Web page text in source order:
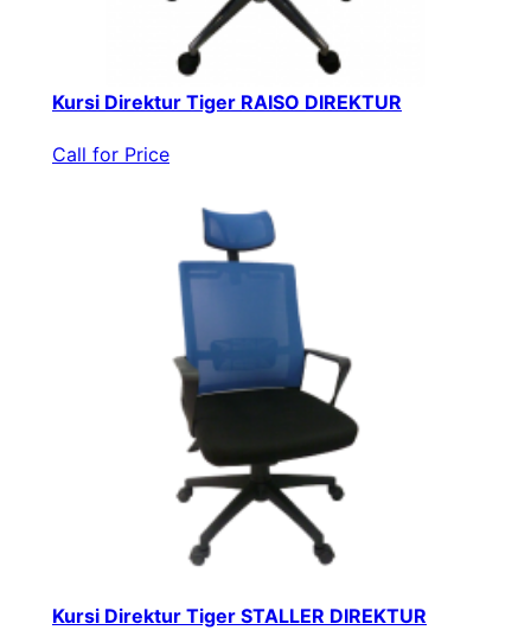
Kursi Direktur Tiger RAISO DIREKTUR
Call for Price
Kursi Direktur Tiger STALLER DIREKTUR